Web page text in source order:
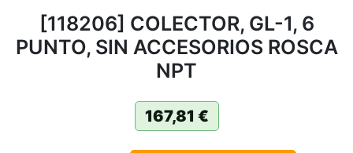
[118206] COLECTOR, GL-1, 6
PUNTO, SIN ACCESORIOS ROSCA
NPT
167,81 €